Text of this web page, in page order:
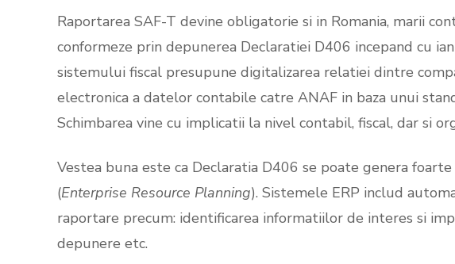
Raportarea SAF-T devine obligatorie si in Romania, marii
conformeze prin depunerea Declaratiei D406 incepand cu
sistemului fiscal presupune digitalizarea relatiei dintre
electronica a datelor contabile catre ANAF in baza unui
Schimbarea vine cu implicatii la nivel contabil, fiscal, dar si
Vestea buna este ca Declaratia D406 se poate genera
(Enterprise Resource Planning). Sistemele ERP includ
raportare precum: identificarea informatiilor de interes si
depunere etc.